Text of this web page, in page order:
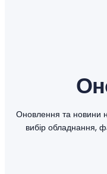
Оновлення та новини
вибір обладнання,